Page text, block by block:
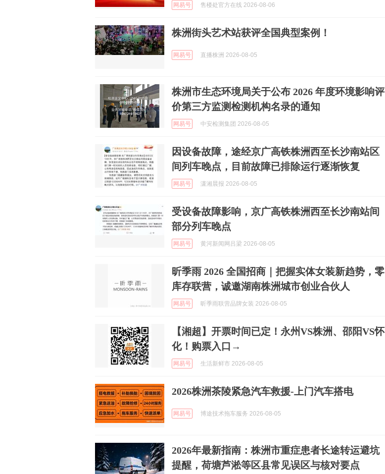
网易号 售楼处官方在线 2026-08-06
株洲街头艺术站获评全国典型案例！
网易号 直播株洲 2026-08-05
株洲市生态环境局关于公布 2026 年度环境影响评
价第三方监测检测机构名录的通知
网易号 中安检测集团 2026-08-05
因设备故障，途经京广高铁株洲西至长沙南站区
间列车晚点，目前故障已排除运行逐渐恢复
网易号 潇湘晨报 2026-08-05
受设备故障影响，京广高铁株洲西至长沙南站间
部分列车晚点
网易号 黄河新闻网吕梁 2026-08-05
昕季雨 2026 全国招商｜把握实体女装新趋势，零
库存联营，诚邀湖南株洲城市创业合伙人
网易号 昕季雨联营品牌女装 2026-08-05
【湘超】开票时间已定！永州VS株洲、邵阳VS怀
化！购票入口→
网易号 生活新鲜市 2026-08-05
2026株洲茶陵紧急汽车救援-上门汽车搭电
网易号 博途技术拖车服务 2026-08-05
2026年最新指南：株洲市重症患者长途转运避坑
提醒，荷塘芦淞等区县常见误区与核对要点